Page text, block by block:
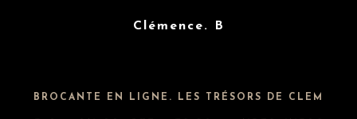
Clémence. B
BROCANTE EN LIGNE. LES TRÉSORS DE CLEM